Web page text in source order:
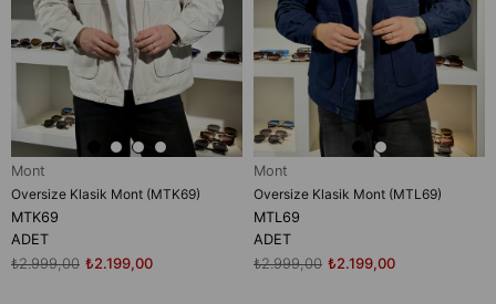
Mont
Oversize Klasik Mont (MTK69)
MTK69
ADET
₺2.199,00
₺2.999,00
Mont
Oversize Klasik Mont (MTL69)
MTL69
ADET
₺2.199,00
₺2.999,00